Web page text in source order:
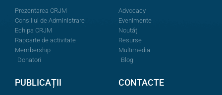
Prezentarea CRJM
Consiliul de Administrare
Echipa CRJM
Rapoarte de activitate
Membership
Donatori
Advocacy
Evenimente
Noutăți
Resurse
Multimedia
Blog
PUBLICAȚII CONTACTE